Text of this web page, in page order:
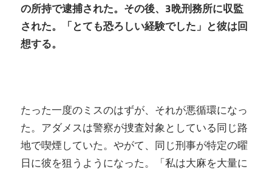
の所持で逮捕された。その後、3晩刑務所に収監
された。「とても恐ろしい経験でした」と彼は回
想する。
たった一度のミスのはずが、それが悪循環になっ
た。アダメスは警察が捜査対象としている同じ路
地で喫煙していた。やがて、同じ刑事が特定の曜
日に彼を狙うようになった。「私は大麻を大量に